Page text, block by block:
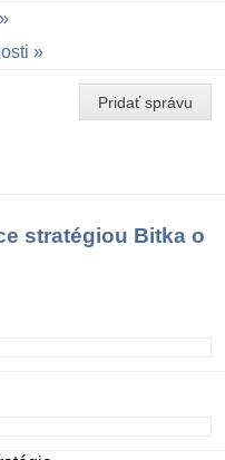
Pridať správu
stratégiou Bitka o